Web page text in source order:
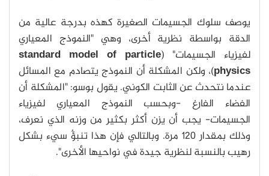
يوصف سلوك الجسيمات الصغيرة كهذه بدرجة عالية من
الدقة بواسطة نظرية أخرى، وهي "النموذج المعياري
لفيزياء الجسيمات" (standard model of particle
physics)، ولكن المشكلة أن النموذج يتصادم مع المسائل
عندما نتحدث عن الثابت الكوني. يقول بوسو: "المشكلة أن
الفضاء الفارغ -وبحسب النموذج المعياري لفيزياء
الجسيمات- يجب أن يزن أكثر بكثير من وزنه الذي نعرف،
وذلك بمقدار 120 مرة. وبالتالي فإن هذا تنبؤٌ سيء بشكل
رهيب بالنسبة لنظرية جيدة في نواحيها الأخرى".